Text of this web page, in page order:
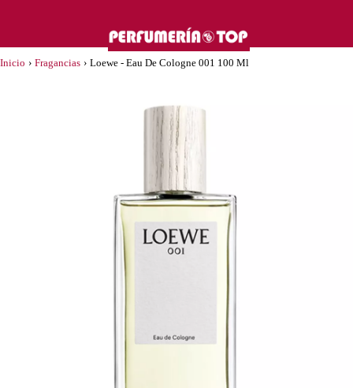
Inicio › Fragancias › Loewe - Eau De Cologne 001 100 Ml